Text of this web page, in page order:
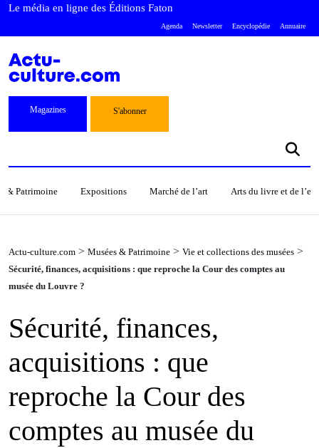
Le média en ligne des Éditions Faton
Agenda Newsletter Encyclopédie Annuaire
Magazines S'abonner
& Patrimoine Expositions Marché de l’art Arts du livre et de
Actu-culture.com > Musées & Patrimoine > Vie et collections des musées >
Sécurité, finances, acquisitions : que reproche la Cour des comptes au
musée du Louvre ?
Sécurité, finances,
acquisitions : que
reproche la Cour des
comptes au musée du